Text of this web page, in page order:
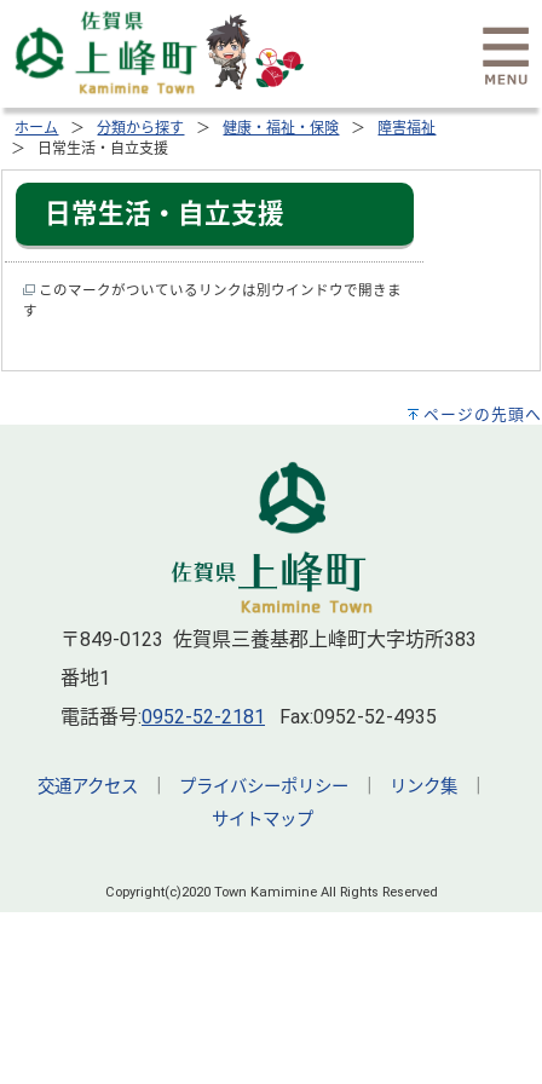
ホーム 分類から探す 健康・福祉・保険
障害福祉
日常生活・自立支援
日常生活・自立支援
このマークがついているリンクは別ウインドウで開きま
す
ページの先頭へ
〒849-0123 佐賀県三養基郡上峰町大字坊所383
番地1
電話番号:0952-52-2181 Fax:0952-52-4935
交通アクセス プライバシーポリシー リンク集
サイトマップ
Copyright(c)2020 Town Kamimine All Rights Reserved